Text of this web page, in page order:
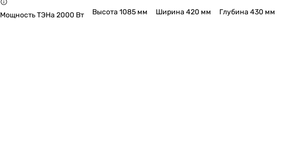
Мощность ТЭНа 2000 Вт Высота 1085 мм Ширина 420 мм Глубина 430 мм